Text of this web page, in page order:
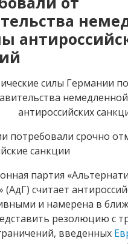
потребовали срочно
санкции
партия
(АдГ) считает
и намерена в
резолюцию с
введенных